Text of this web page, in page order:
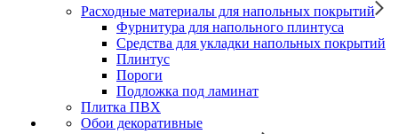
Расходные материалы для напольных покрытий
Фурнитура для напольного плинтуса
Средства для укладки напольных покрытий
Плинтус
Пороги
Подложка под ламинат
Плитка ПВХ
Обои декоративные